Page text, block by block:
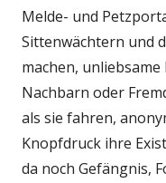
Melde- und
Sittenwächtern und
machen,
Nachbarn oder
als sie fahren,
Knopfdruck ihre
da noch Gefängnis,